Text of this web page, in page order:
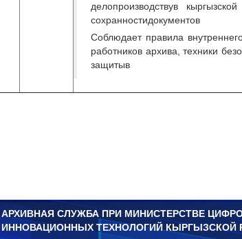
делопроизводствув
сохранностидокументов
Соблюдает правила
работников архива, техники
защитыв
АРХИВНАЯ СЛУЖБА ПРИ МИНИСТЕРСТВЕ
ИННОВАЦИОННЫХ ТЕХНОЛОГИЙ КЫРГЫЗСКОЙ